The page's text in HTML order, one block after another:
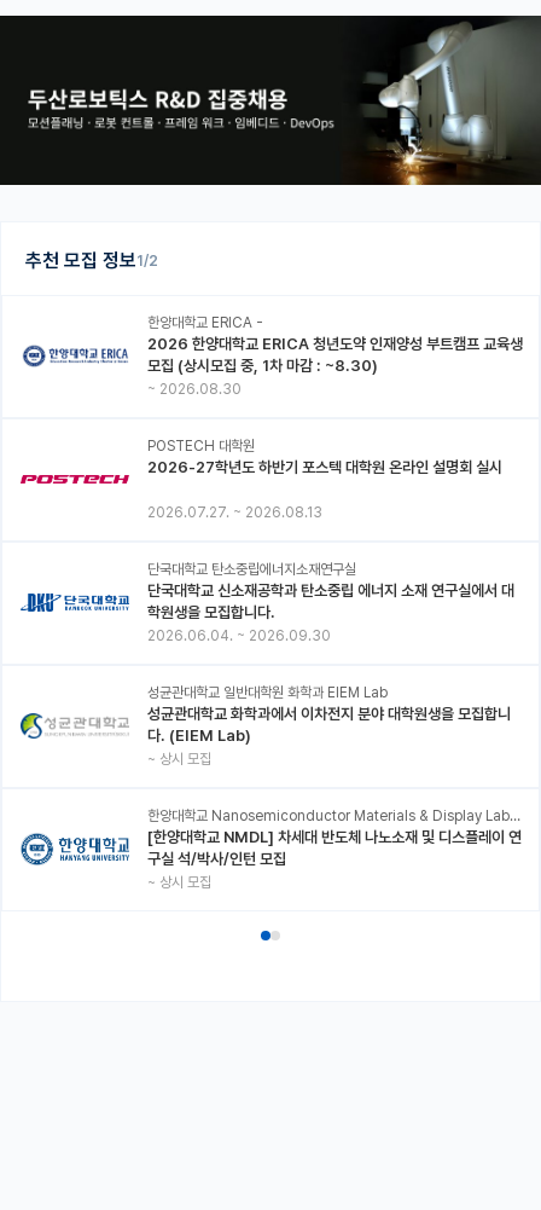
추천 모집 정보1/2
한양대학교 ERICA -
2026 한양대학교 ERICA 청년도약 인재양성 부트캠프 교육생
모집 (상시모집 중, 1차 마감 : ~8.30)
~ 2026.08.30
POSTECH 대학원
2026-27학년도 하반기 포스텍 대학원 온라인 설명회 실시
2026.07.27. ~ 2026.08.13
단국대학교 탄소중립에너지소재연구실
단국대학교 신소재공학과 탄소중립 에너지 소재 연구실에서 대
학원생을 모집합니다.
2026.06.04. ~ 2026.09.30
성균관대학교 일반대학원 화학과 EIEM Lab
성균관대학교 화학과에서 이차전지 분야 대학원생을 모집합니
다. (EIEM Lab)
~ 상시 모집
한양대학교 Nanosemiconductor Materials & Display Laboratory
[한양대학교 NMDL] 차세대 반도체 나노소재 및 디스플레이 연
구실 석/박사/인턴 모집
~ 상시 모집